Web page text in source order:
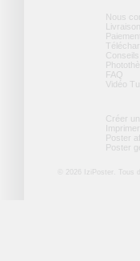
Nous
Conseils
FAQ
Vidéo
Créer
Poster
Poster
© 2026 IziPoster. Tous